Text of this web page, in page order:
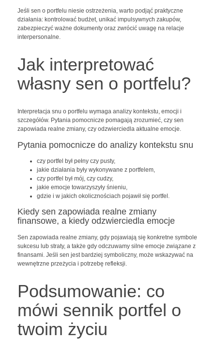
Jeśli sen o portfelu niesie ostrzeżenia, warto podjąć praktyczne
działania: kontrolować budżet, unikać impulsywnych zakupów,
zabezpieczyć ważne dokumenty oraz zwrócić uwagę na relacje
interpersonalne.
Jak interpretować
własny sen o portfelu?
Interpretacja snu o portfelu wymaga analizy kontekstu, emocji i
szczegółów. Pytania pomocnicze pomagają zrozumieć, czy sen
zapowiada realne zmiany, czy odzwierciedla aktualne emocje.
Pytania pomocnicze do analizy kontekstu snu
czy portfel był pełny czy pusty,
jakie działania były wykonywane z portfelem,
czy portfel był mój, czy cudzy,
jakie emocje towarzyszyły śnieniu,
gdzie i w jakich okolicznościach pojawił się portfel.
Kiedy sen zapowiada realne zmiany
finansowe, a kiedy odzwierciedla emocje
Sen zapowiada realne zmiany, gdy pojawiają się konkretne symbole
sukcesu lub straty, a także gdy odczuwamy silne emocje związane z
finansami. Jeśli sen jest bardziej symboliczny, może wskazywać na
wewnętrzne przeżycia i potrzebę refleksji.
Podsumowanie: co
mówi sennik portfel o
twoim życiu